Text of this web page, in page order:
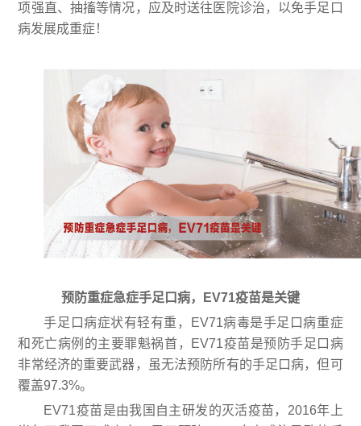
项强直、抽搐等情况，应及时送往医院诊治，以免手足口
病发展成重症！
预防重症急症手足口病，EV71疫苗是关键
手足口病症状有轻有重，EV71病毒是手足口病重症
和死亡病例的主要罪魁祸首，EV71疫苗是预防手足口病
非常经济的重要武器，虽无法预防所有的手足口病，但可
覆盖97.3%。
EV71疫苗是由我国自主研发的灭活疫苗，2016年上